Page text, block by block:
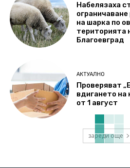
Набелязаха
на шарка по
територията
Благоевград
АКТУАЛНО
Проверяват
вдигането на
от 1 август
зареди още